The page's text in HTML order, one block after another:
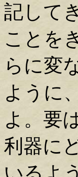
記して
ことを
らに変
ように
よ。要
利器に